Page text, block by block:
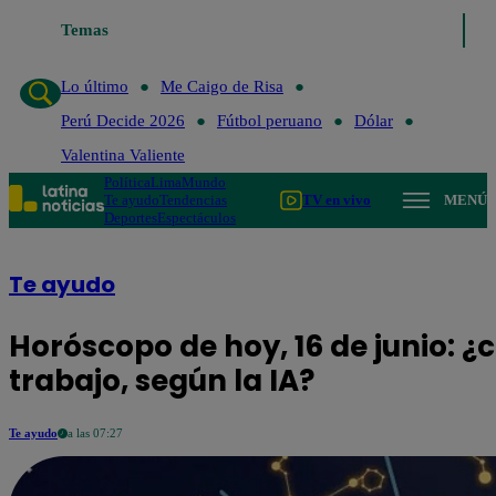
Temas
Lo último Me Caigo de Risa
Lo último
Me Caigo de Risa
Perú Decide 2026
Fútbol peruano
Dólar
Valentina Valiente
PolíticaLimaMundo
Te ayudoTendencias
DeportesEspectáculos
TV en vivo MENÚ
Te ayudo
Horóscopo de hoy, 16 de junio:
trabajo, según la IA?
Te ayudo a las 07:27